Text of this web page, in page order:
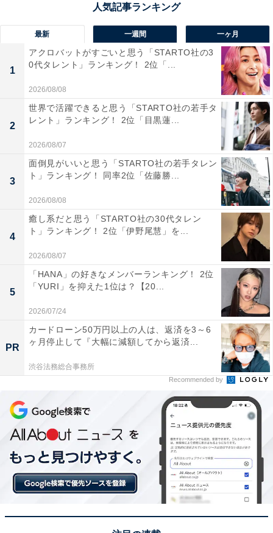
鹿というイメージに直結し、歴史を感じる街であること
が和菓子からも感じ取ることができるため」（30代女性
／埼玉県）といった声が集まりました。
1位：柿の葉ずし（平宗）／91票
1位は、平宗の「柿の葉ずし」でした。江戸時代から続
く奈良の郷土料理であり、塩蔵された鯖などを柿の葉で
包み押し固めたすしです。柿の葉の爽やかな香りが移っ
た味わい深いすしは、奈良を訪れた際の定番土産として
不動の人気を誇っています。
回答者からは「柿の葉の爽やかな香りが移り、意外と保
存性も高くお土産にも適していると思う」（40代男性／
千葉県）、「東大寺にお参りにいき、奈良観光をすると
必ずお土産屋さんにあり、高速のサービスエリアにもあ
る」（40代男性／愛知県）、「郷土料理としての認知度
と、蓋を開けた瞬間に広がる柿の葉の香りは、奈良の風
土を強く想起させるから」（20代女性／大阪府）といっ
最新 一週間 一ヶ月
1
アクロバットがすごいと思う「STARTO社の3
0代タレント」ランキング！ 2位「...
2026/08/08
2
世界で活躍できると思う「STARTO社の若手タ
レント」ランキング！ 2位「目黒蓮...
2026/08/07
3
面倒見がいいと思う「STARTO社の若手タレン
ト」ランキング！ 同率2位「佐藤勝...
2026/08/08
4
癒し系だと思う「STARTO社の30代タレン
ト」ランキング！ 2位「伊野尾慧」を...
2026/08/07
5
「HANA」の好きなメンバーランキング！ 2位
「YURI」を抑えた1位は？【20...
2026/07/24
PR
カードローン50万円以上の人は、返済を3～6
ヶ月停止して『大幅に減額してから返済...
渋谷法務総合事務所
Recommended by